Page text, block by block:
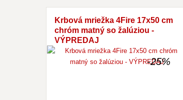
Krbová mriežka 4Fire 17x50 cm
chróm matný so žalúziou -
VÝPREDAJ
-25%